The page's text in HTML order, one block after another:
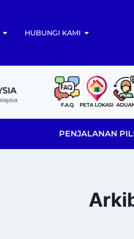
HUBUNGI KAMI
F.A.Q PETA LOKASI
PENJALANAN